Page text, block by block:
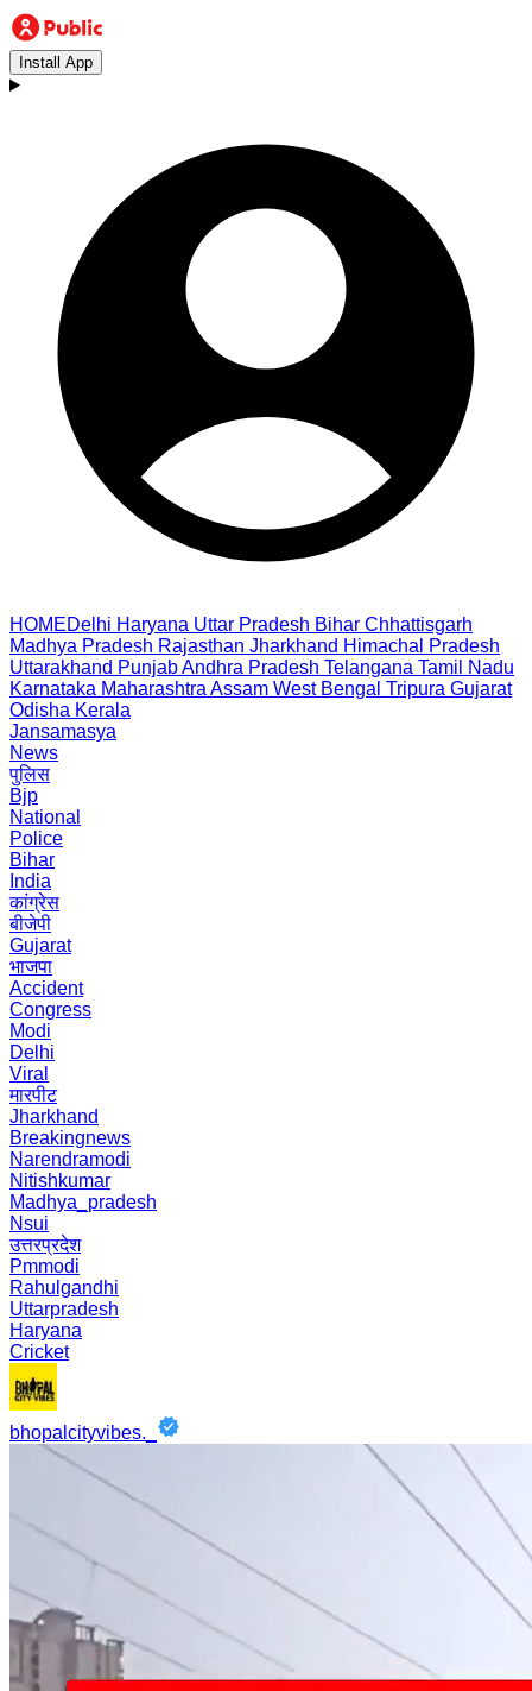
Install App
HOMEDelhi Haryana Uttar Pradesh Bihar Chhattisgarh
Madhya Pradesh Rajasthan Jharkhand Himachal Pradesh
Uttarakhand PunjabAndhra Pradesh Telangana Tamil Nadu
Karnataka Maharashtra Assam West Bengal Tripura Gujarat
Odisha Kerala
Jansamasya
News
पुलिस
Bjp
National
Police
Bihar
India
कांग्रेस
बीजेपी
Gujarat
भाजपा
Accident
Congress
Modi
Delhi
Viral
मारपीट
Jharkhand
Breakingnews
Narendramodi
Nitishkumar
Madhya_pradesh
Nsui
उत्तरप्रदेश
Pmmodi
Rahulgandhi
Uttarpradesh
Haryana
Cricket
bhopalcityvibes._